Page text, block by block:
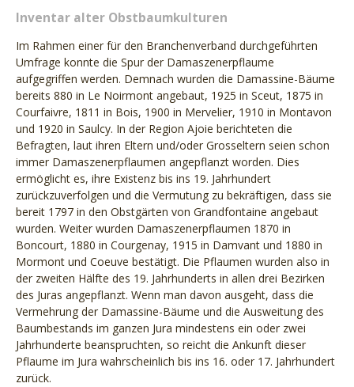
Inventar alter Obstbaumkulturen
Im Rahmen einer für den Branchenverband durchgeführten
Umfrage konnte die Spur der Damaszenerpflaume
aufgegriffen werden. Demnach wurden die Damassine-Bäume
bereits 880 in Le Noirmont angebaut, 1925 in Sceut, 1875 in
Courfaivre, 1811 in Bois, 1900 in Mervelier, 1910 in Montavon
und 1920 in Saulcy. In der Region Ajoie berichteten die
Befragten, laut ihren Eltern und/oder Grosseltern seien schon
immer Damaszenerpflaumen angepflanzt worden. Dies
ermöglicht es, ihre Existenz bis ins 19. Jahrhundert
zurückzuverfolgen und die Vermutung zu bekräftigen, dass sie
bereit 1797 in den Obstgärten von Grandfontaine angebaut
wurden. Weiter wurden Damaszenerpflaumen 1870 in
Boncourt, 1880 in Courgenay, 1915 in Damvant und 1880 in
Mormont und Coeuve bestätigt. Die Pflaumen wurden also in
der zweiten Hälfte des 19. Jahrhunderts in allen drei Bezirken
des Juras angepflanzt. Wenn man davon ausgeht, dass die
Vermehrung der Damassine-Bäume und die Ausweitung des
Baumbestands im ganzen Jura mindestens ein oder zwei
Jahrhunderte beanspruchten, so reicht die Ankunft dieser
Pflaume im Jura wahrscheinlich bis ins 16. oder 17. Jahrhundert
zurück.